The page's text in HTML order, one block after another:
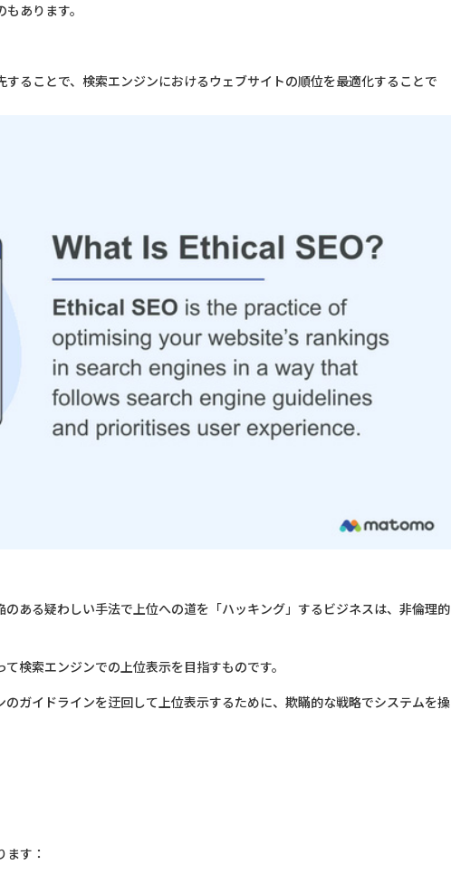
あります。
ることで、検索エンジンにおけるウェブサイトの順位を最適化することで
ある疑わしい手法で上位への道を「ハッキング」するビジネスは、非倫理的
検索エンジンでの上位表示を目指すものです。
ガイドラインを迂回して上位表示するために、欺瞞的な戦略でシステムを操
す：